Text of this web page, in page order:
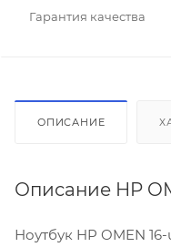
Гарантия качества
ОПИСАНИЕ
Описание HP
Ноутбук HP OMEN